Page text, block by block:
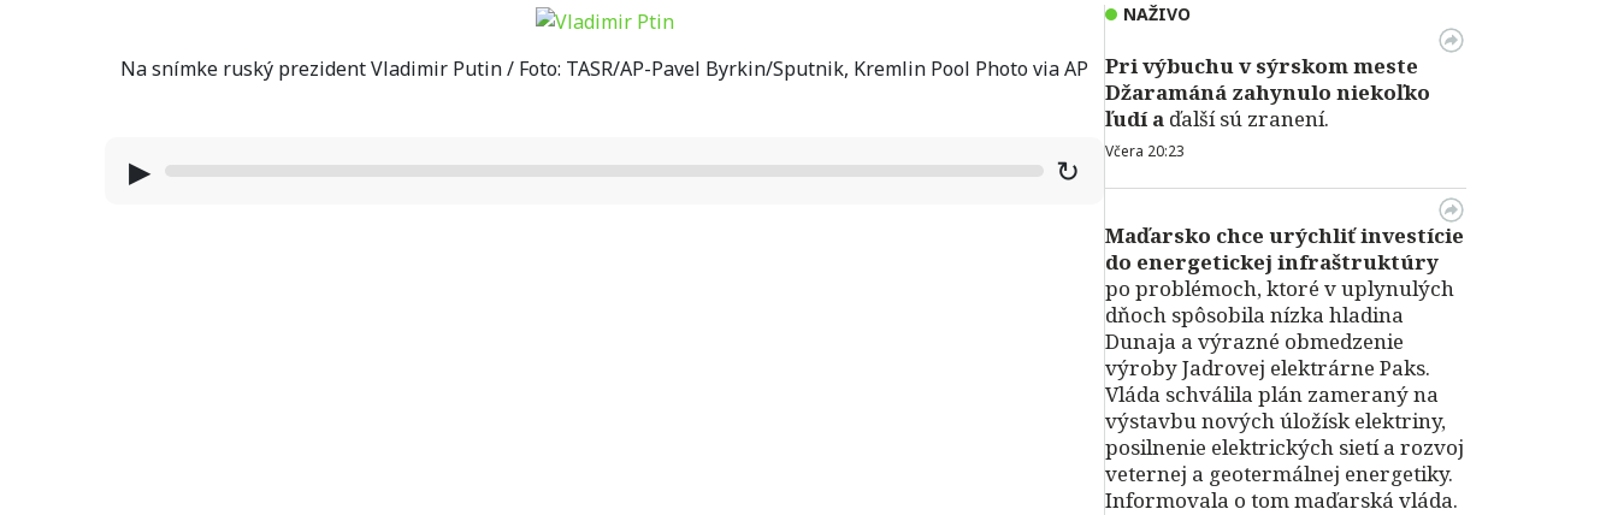
Na snímke ruský prezident Vladimir Putin / Foto: TASR/AP-Pavel Byrkin/Sputnik, Kremlin Pool Photo via AP
▶ ↻
NAŽIVO
Pri výbuchu v sýrskom meste
Džaramáná zahynulo niekoľko
ľudí a ďalší sú zranení.
Včera 20:23
Maďarsko chce urýchliť investície
do energetickej infraštruktúry
po problémoch, ktoré v uplynulých
dňoch spôsobila nízka hladina
Dunaja a výrazné obmedzenie
výroby Jadrovej elektrárne Paks.
Vláda schválila plán zameraný na
výstavbu nových úložísk elektriny,
posilnenie elektrických sietí a rozvoj
veternej a geotermálnej energetiky.
Informovala o tom maďarská vláda.